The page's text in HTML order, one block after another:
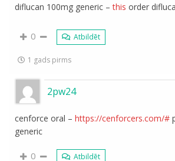
diflucan 100mg generic –this order
0 Atbildēt
1 gads pirms
2pw24
cenforce oral –https://cenforcers.com/# purchase cenforce
generic
0 Atbildēt